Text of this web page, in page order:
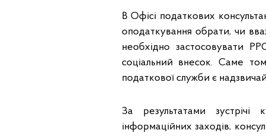
В Офісі податкових
оподаткування обрати, чи
необхідно застосовувати
соціальний внесок. Саме
податкової служби є
За результатами зустрічі
інформаційних заходів,